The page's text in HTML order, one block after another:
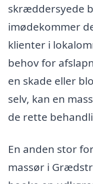
skræddersyede
imødekommer
klienter i
behov for
en skade eller
selv, kan en
de rette
En anden stor
massør i